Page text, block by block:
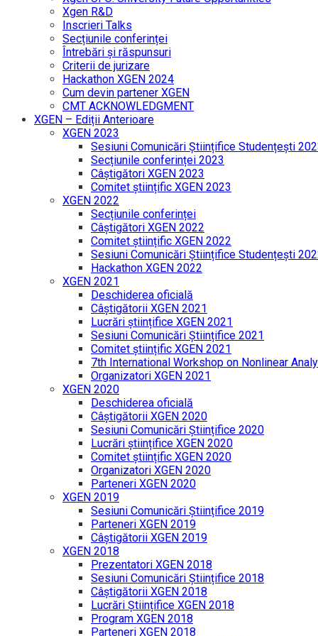
Xgen R&D
Inscrieri Talks
Secțiunile conferinței
Întrebări și răspunsuri
Criterii de jurizare
Hackathon XGEN 2024
Cum devin partener XGEN
CMT ACKNOWLEDGMENT
XGEN – Ediții Anterioare
XGEN 2023
Sesiuni Comunicări Științifice Studențești
Secțiunile conferinței 2023
Câștigători XGEN 2023
Comitet științific XGEN 2023
XGEN 2022
Secțiunile conferinței
Câștigători XGEN 2022
Comitet științific XGEN 2022
Sesiuni Comunicări Științifice Studențești
Hackathon XGEN 2022
XGEN 2021
Deschiderea oficială
Câștigătorii XGEN 2021
Lucrări științifice XGEN 2021
Sesiuni Comunicări Științifice 2021
Comitet științific XGEN 2021
7th International Workshop on Nonlinear
Organizatori XGEN 2021
XGEN 2020
Deschiderea oficială
Câștigătorii XGEN 2020
Sesiuni Comunicări Științifice 2020
Lucrări științifice XGEN 2020
Comitet științific XGEN 2020
Organizatori XGEN 2020
Parteneri XGEN 2020
XGEN 2019
Sesiuni Comunicări Științifice 2019
Parteneri XGEN 2019
Câștigătorii XGEN 2019
XGEN 2018
Prezentatori XGEN 2018
Sesiuni Comunicări Științifice 2018
Câștigătorii XGEN 2018
Lucrări Științifice XGEN 2018
Program XGEN 2018
Parteneri XGEN 2018